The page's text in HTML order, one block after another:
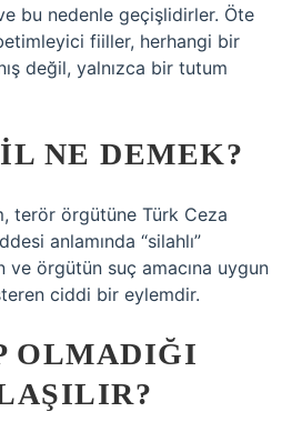
bu nedenle geçişlidirler. Öte
fiiller, herhangi bir
değil, yalnızca bir tutum
NE DEMEK?
terör örgütüne Türk Ceza
anlamında “silahlı”
ve örgütün suç amacına uygun
ciddi bir eylemdir.
OLMADIĞI